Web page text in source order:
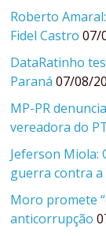
Roberto
Fidel Castro 07/
DataRatinho
Paraná 07/08/
MP-PR
vereadora do
Jeferson
guerra contra a
Moro promete
anticorrupção